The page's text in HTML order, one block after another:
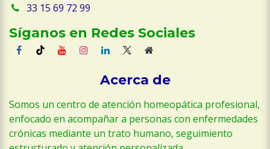
33 15 69 72 99
Síganos en Redes Sociales
Acerca de
Somos un centro de atención homeopática profesional,
enfocado en acompañar a personas con enfermedades
crónicas mediante un trato humano, seguimiento